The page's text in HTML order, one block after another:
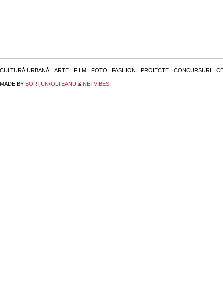
CULTURĂ URBANĂ ARTE FILM FOTO FASHION PROIECTE CONCURSURI
MADE BY BORŢUN•OLTEANU & NETVIBES